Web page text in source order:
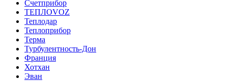
Счетприбор
ТЕПЛОVOZ
Теплодар
Теплоприбор
Терма
Турбулентность-Дон
Франция
Хотхан
Эван